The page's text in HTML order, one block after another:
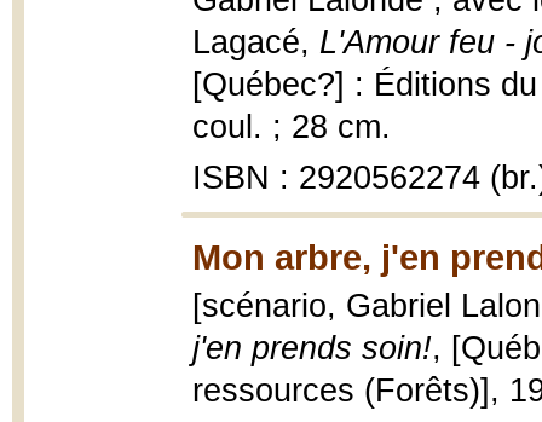
Lagacé, L'Amour feu -
[Québec?] : Éditions
coul. ; 28 cm.
ISBN : 2920562274
Mon arbre, j'en
[scénario, Gabriel
j'en prends soin!,
ressources (Forêts)],